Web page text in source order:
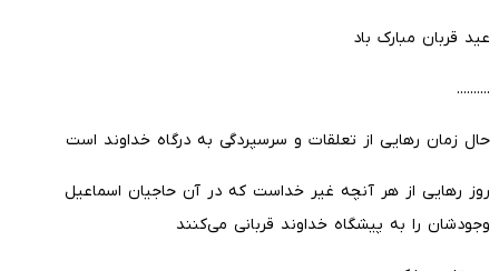
عید قربان مبارک باد
..........
حال زمان رهایی از تعلقات و سرسپردگی به درگاه خداوند است
روز رهایی از هر آنچه غیر خداست که در آن حاجیان اسماعیل
وجودشان را به پیشگاه خداوند قربانی می‌کنند